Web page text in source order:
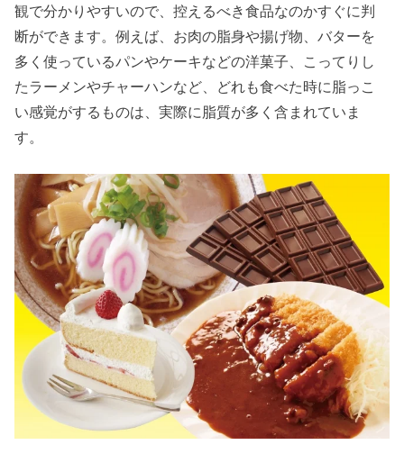
観で分かりやすいので、控えるべき食品なのかすぐに判
断ができます。例えば、お肉の脂身や揚げ物、バターを
多く使っているパンやケーキなどの洋菓子、こってりし
たラーメンやチャーハンなど、どれも食べた時に脂っこ
い感覚がするものは、実際に脂質が多く含まれていま
す。